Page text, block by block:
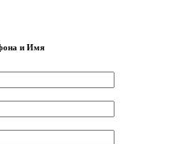
и Имя